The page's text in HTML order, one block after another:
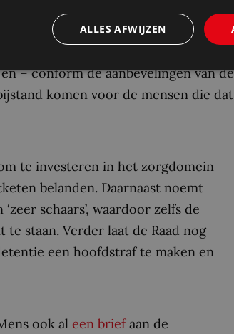
De civiele rechter zou een
is daarom om het
tot wet te brengen. De griffiekosten
– conform de aanbevelingen van de
komen voor de mensen die dat
te investeren in het zorgdomein
belanden. Daarnaast noemt
schaars’, waardoor zelfs de
staan. Verder laat de Raad nog
een hoofdstraf te maken en
ook al een briefaan de
ALLES AFWIJZEN